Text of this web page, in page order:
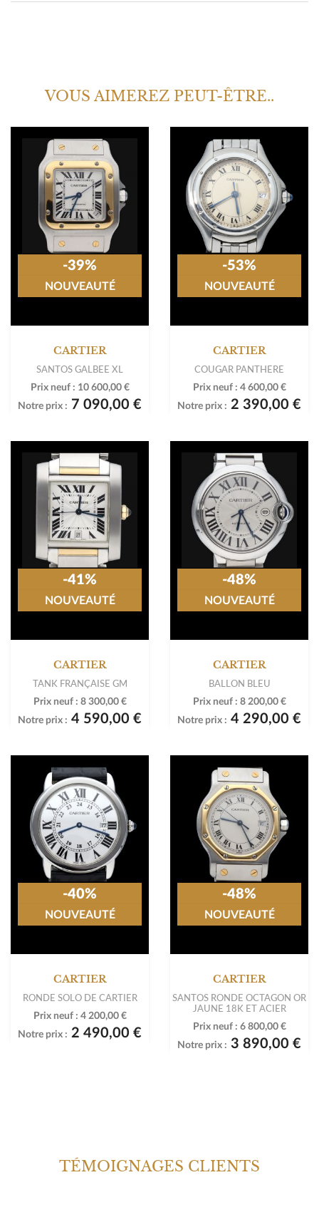
VOUS AIMEREZ PEUT-ÊTRE..
CARTIER
SANTOS GALBEE XL
Prix neuf : 10 600,00 €
Notre prix : 7 090,00 €
-39%
NOUVEAUTÉ
CARTIER
COUGAR PANTHERE
Prix neuf : 4 600,00 €
Notre prix : 2 390,00 €
-53%
NOUVEAUTÉ
CARTIER
TANK FRANÇAISE GM
Prix neuf : 8 300,00 €
Notre prix : 4 590,00 €
-41%
NOUVEAUTÉ
CARTIER
BALLON BLEU
Prix neuf : 8 200,00 €
Notre prix : 4 290,00 €
-48%
NOUVEAUTÉ
CARTIER
RONDE SOLO DE CARTIER
Prix neuf : 4 200,00 €
Notre prix : 2 490,00 €
-40%
NOUVEAUTÉ
CARTIER
SANTOS RONDE OCTAGON OR
JAUNE 18K ET ACIER
Prix neuf : 6 800,00 €
Notre prix : 3 890,00 €
-48%
NOUVEAUTÉ
TÉMOIGNAGES CLIENTS